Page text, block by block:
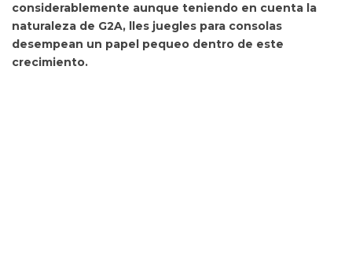
considerablemente aunque teniendo en cuenta la
naturaleza de G2A, lles juegles para consolas
desempean un papel pequeo dentro de este
crecimiento.